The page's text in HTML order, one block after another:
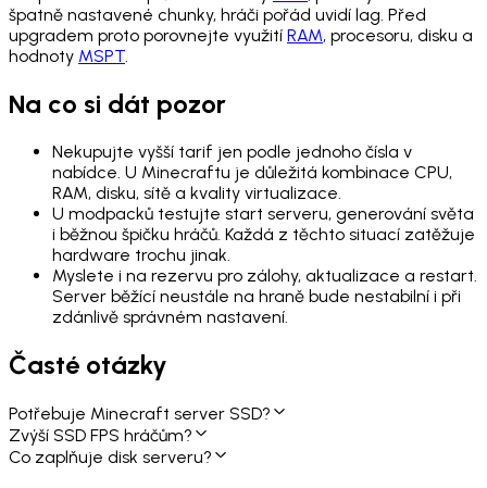
špatně nastavené chunky, hráči pořád uvidí lag. Před
upgradem proto porovnejte využití RAM, procesoru, disku a
hodnoty MSPT.
Na co si dát pozor
Nekupujte vyšší tarif jen podle jednoho čísla v
nabídce. U Minecraftu je důležitá kombinace CPU,
RAM, disku, sítě a kvality virtualizace.
U modpacků testujte start serveru, generování světa
i běžnou špičku hráčů. Každá z těchto situací zatěžuje
hardware trochu jinak.
Myslete i na rezervu pro zálohy, aktualizace a restart.
Server běžící neustále na hraně bude nestabilní i při
zdánlivě správném nastavení.
Časté otázky
Potřebuje Minecraft server SSD?
Zvýší SSD FPS hráčům?
Co zaplňuje disk serveru?